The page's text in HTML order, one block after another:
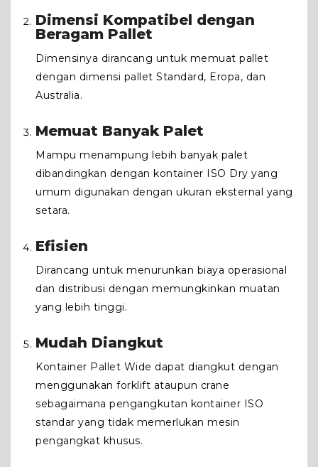
Dimensi Kompatibel dengan
Beragam Pallet
Dimensinya dirancang untuk memuat pallet
dengan dimensi pallet Standard, Eropa, dan
Australia.
Memuat Banyak Palet
Mampu menampung lebih banyak palet
dibandingkan dengan kontainer ISO Dry yang
umum digunakan dengan ukuran eksternal yang
setara.
Efisien
Dirancang untuk menurunkan biaya operasional
dan distribusi dengan memungkinkan muatan
yang lebih tinggi.
Mudah Diangkut
Kontainer Pallet Wide dapat diangkut dengan
menggunakan forklift ataupun crane
sebagaimana pengangkutan kontainer ISO
standar yang tidak memerlukan mesin
pengangkat khusus.